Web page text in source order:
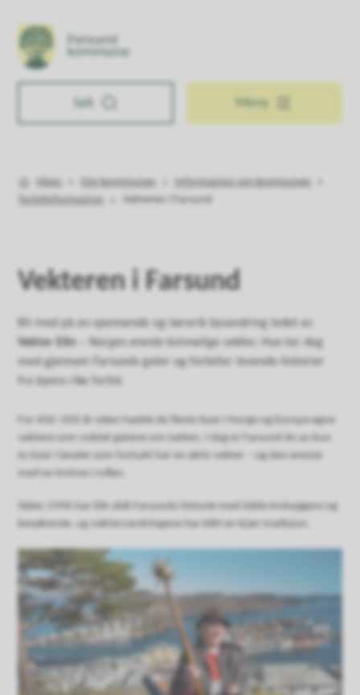
Farsund kommune
Søk Meny
Hjem Om kommunen
Informasjon om kommunen
Turistinformasjon
Vekteren i Farsund
Bli med på en spennende og lærerik byvandring ledet av
Vekter Elin
– Norges eneste kvinnelige vekter. Hun tar deg
med gjennom Farsunds gater og forteller levende historier
fra byens rike fortid.
For 400–500 år siden hadde de fleste byer i Norge og Europa egne
vektere som voktet gatene om natten. I dag er Farsund én av kun
to byer i landet som fortsatt har en aktiv vekter – og den eneste
Siden 1996 har Elin delt Farsunds historie med både innbyggere og
besøkende, og vektervandringene har blitt en kjær tradisjon.